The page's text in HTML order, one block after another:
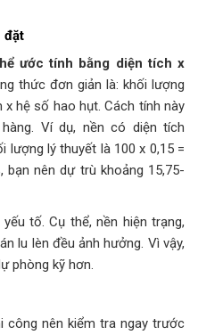
đặt
ước tính bằng diện tích x
thức đơn giản là: khối lượng
hệ số hao hụt. Cách tính này
Ví dụ, nền có diện tích
lượng lý thuyết là 100 x 0,15 =
bạn nên dự trù khoảng 15,75-
tố. Cụ thể, nền hiện trạng,
lu lèn đều ảnh hưởng. Vì vậy,
phòng kỹ hơn.
công nên kiểm tra ngay trước